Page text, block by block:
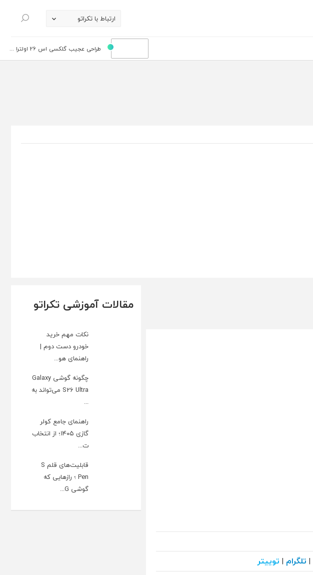
ارتباط با تکراتو
جستجو
طراحی عجیب گلکسی اس 26 اولترا ...
| تلگرام | توییتر
مقالات آموزشی تکراتو
نکات مهم خرید
خودرو دست دوم |
راهنمای هو...
چگونه گوشی Galaxy
S26 Ultra می‌تواند به
...
راهنمای جامع کولر
گازی ۱۴۰۵؛ از انتخاب
ت...
قابلیت‌های قلم S
Pen ؛ رازهایی که
گوشی G...